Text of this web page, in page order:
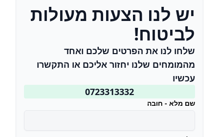
יש לנו הצעות מעולות
לביטוח!
שלחו לנו את הפרטים שלכם ואחד
מהמומחים שלנו יחזור אליכם או התקשרו
עכשיו
0723313332
שם מלא - חובה